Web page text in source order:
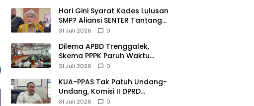
Hari Gini Syarat Kades Lulusan
SMP? Aliansi SENTER Tantang
DPRD Trenggalek Berani
31 Juli 2026 0
Dilema APBD Trenggalek,
Skema PPPK Paruh Waktu
Mengemuka Demi Pangkas Rp
31 Juli 2026 0
KUA-PPAS Tak Patuh Undang-
Undang, Komisi II DPRD
Trenggalek: APBD 2027
31 Juli 2026 0